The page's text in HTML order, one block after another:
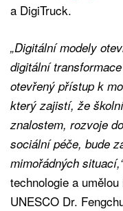
a DigiTruck.
„Digitální modely
digitální
otevřený přístup k
který zajistí, že
znalostem, rozvoje
sociální péče, bude
mimořádných
technologie a
UNESCO Dr.